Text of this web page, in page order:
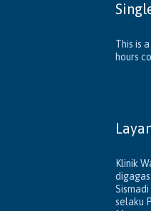
This is
hours
Klinik
selaku